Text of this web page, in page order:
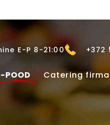
E-P 8-21:00 +372
POOD Catering